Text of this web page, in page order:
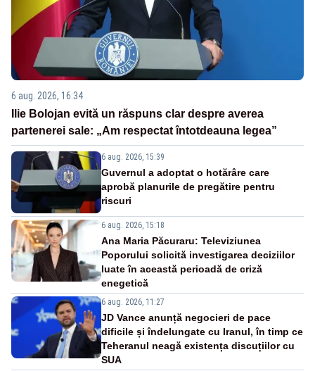
6 aug. 2026, 16:34
Ilie Bolojan evită un răspuns clar despre averea
partenerei sale: „Am respectat întotdeauna legea”
6 aug. 2026, 15:39
Guvernul a adoptat o hotărâre care
aprobă planurile de pregătire pentru
riscuri
6 aug. 2026, 15:18
Ana Maria Păcuraru: Televiziunea
Poporului solicită investigarea deciziilor
luate în această perioadă de criză
enegetică
6 aug. 2026, 11:27
JD Vance anunță negocieri de pace
dificile și îndelungate cu Iranul, în timp ce
Teheranul neagă existența discuțiilor cu
SUA